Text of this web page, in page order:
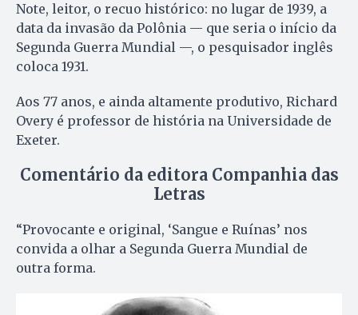
Note, leitor, o recuo histórico: no lugar de 1939, a
data da invasão da Polônia — que seria o início da
Segunda Guerra Mundial —, o pesquisador inglês
coloca 1931.
Aos 77 anos, e ainda altamente produtivo, Richard
Overy é professor de história na Universidade de
Exeter.
Comentário da editora Companhia das
Letras
“Provocante e original, ‘Sangue e Ruínas’ nos
convida a olhar a Segunda Guerra Mundial de
outra forma.